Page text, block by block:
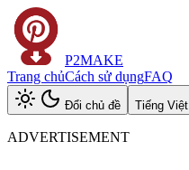
P2MAKE
Trang chủCách sử dụngFAQ
Đổi chủ đề Tiếng Việt
ADVERTISEMENT